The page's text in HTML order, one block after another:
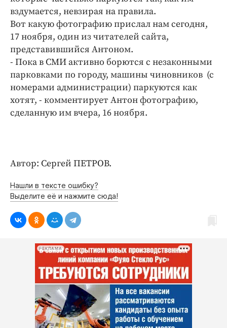
вздумается, невзирая на правила.
Вот какую фотографию прислал нам сегодня,
17 ноября, один из читателей сайта,
представившийся Антоном.
- Пока в СМИ активно борются с незаконными
парковками по городу, машины чиновников (с
номерами администрации) паркуются как
хотят, - комментирует Антон фотографию,
сделанную им вчера, 16 ноября.
Автор: Сергей ПЕТРОВ.
Нашли в тексте ошибку?
Выделите её и нажмите сюда!
РЕКЛАМА